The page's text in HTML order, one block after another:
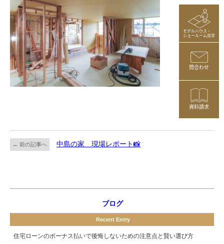
モデルハウス・
ショールーム見学
問合わせ
資料請求
← 前の記事へ 中島の家 現場レポート📸
ブログ
Recent Entry
住宅ローンのボーナス払いで後悔しないための注意点と賢い選び方